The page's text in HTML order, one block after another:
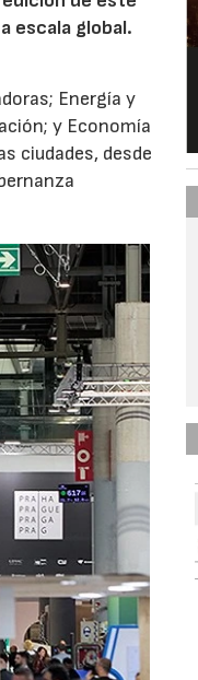
escala global.
Energía y
y Economía
ciudades, desde